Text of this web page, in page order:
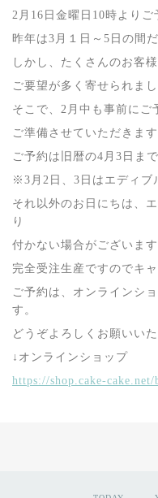
2月16日金曜日10時よりご
昨年は3月１日～5日の間
しかし、たくさんのお客
ご要望が多く寄せられまし
そこで、2月中も事前にご
ご準備させていただきます
ご予約は旧暦の4月3日ま
※3月2日、3日はエディブ
それ以外のお日にちは、
り
付かない場合がございま
完全受注生産ですのでキ
ご予約は、オンラインシ
す。
どうぞよろしくお願いいた
↓オンラインショップ
https://shop.cake-